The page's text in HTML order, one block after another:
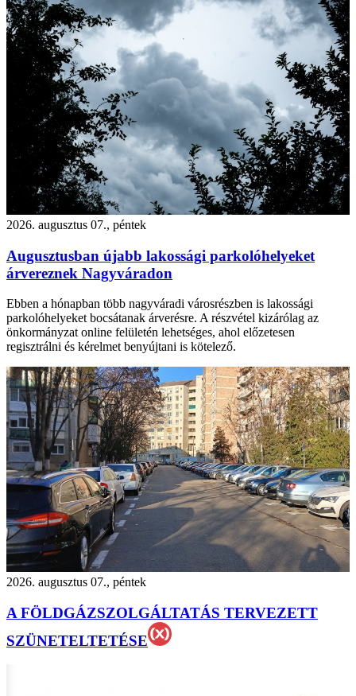
2026. augusztus 07., péntek
Augusztusban újabb lakossági parkolóhelyeket
árvereznek Nagyváradon
Ebben a hónapban több nagyváradi városrészben is lakossági
parkolóhelyeket bocsátanak árverésre. A részvétel kizárólag az
önkormányzat online felületén lehetséges, ahol előzetesen
regisztrálni és kérelmet benyújtani is kötelező.
2026. augusztus 07., péntek
A FÖLDGÁZSZOLGÁLTATÁS TERVEZETT
SZÜNETELTETÉSE